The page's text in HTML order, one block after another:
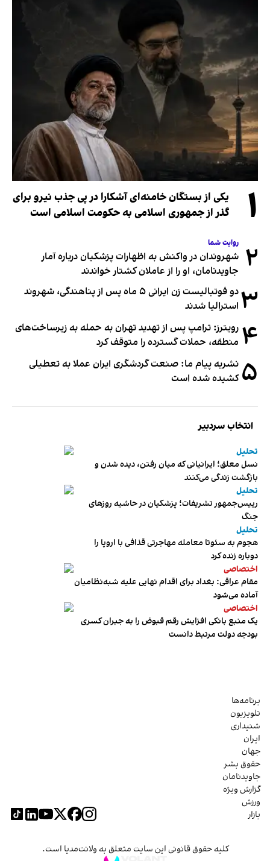
۱
یکی از بستگان خامنه‌ای آشکارا در پی جذب نیرو برای
گذر از جمهوری اسلامی به حکومت اسلامی است
۲ روایت شما
شهروندان در واکنش به اظهارات پزشکیان درباره آمار
جاویدنامان، او را از عاملان کشتار خواندند
۳
دو فوتبالیست زن ایرانی ۵ ماه پس از پناهندگی، شهروند
استرالیا شدند
۴ رویترز: ترامپ پس از تهدید تهران به حمله به زیرساخت‌های
منطقه، حملات گسترده را متوقف کرد
۵ نشریه پیام ما: صنعت گردشگری ایران عملا به تعطیلی
کشیده شده است
انتخاب سردبیر
تحلیل
نسل معلق؛ ایرانیانی که میان رفتن، دیده شدن و
بازگشت زندگی می‌کنند
تحلیل
رییس‌جمهور تشریفات؛ پزشکیان در حاشیه روزهای
جنگ
تحلیل
هجوم به سئوتا معامله مهاجرتی قذافی با اروپا را
دوباره زنده کرد
اختصاصی
مقام عراقی: بغداد برای اقدام نهایی علیه شبه‌نظامیان
آماده می‌شود
اختصاصی
یک منبع بانکی افزایش رقم قبوض را به جبران کسری
بودجه دولت مرتبط دانست
برنامه‌ها
تلویزیون
شنیداری
ایران
جهان
حقوق بشر
جاویدنامان
گزارش ویژه
ورزش
بازار
کلیه حقوق قانونی این سایت متعلق به ولانت‌مدیا است.